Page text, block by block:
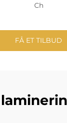
Ch
FÅ ET TILBUD